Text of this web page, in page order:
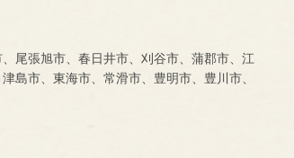
尾張旭市、春日井市、刈谷市、蒲郡市、江
島市、東海市、常滑市、豊明市、豊川市、